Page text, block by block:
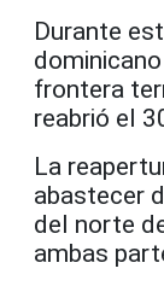
Durante
frontera
reabrió el
La
abastecer
del norte
ambas